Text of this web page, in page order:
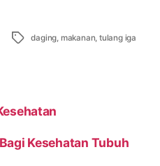
Tags daging makanan ,tulang iga
Kesehatan Tubuh